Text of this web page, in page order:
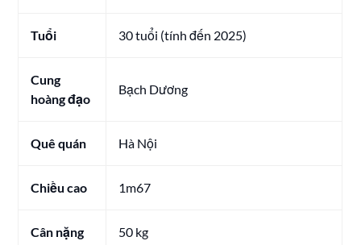
Tuổi 30 tuổi (tính đến 2025)
Cung
hoàng đạo
Bạch Dương
Quê quán Hà Nội
Chiều cao 1m67
Cân nặng 50 kg